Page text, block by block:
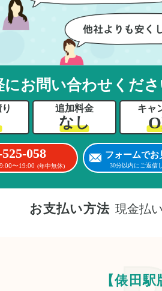
て作業をお任
らに、作業終
を清掃してい
しい家のよう
ました。
かったです。
には、こちら
ても部屋を簡
だけたのも好
さらに、分別
ル可能なもの
いただき、今
立つ知識が増
かあれば、ぜ
思っています
にお問い合わせくださ
追加料金
なし
キャ
058
9:00〜19:00 (年中無休)
フォームでお
30分以内にご返信
お支払い方法 現金払
【俵田